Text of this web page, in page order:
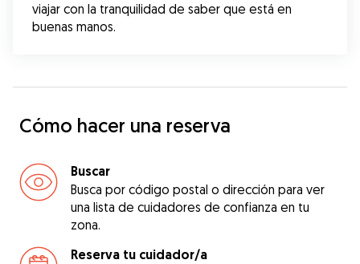
viajar con la tranquilidad de saber que está en
buenas manos.
Cómo hacer una reserva
Buscar
Busca por código postal o dirección para ver
una lista de cuidadores de confianza en tu
zona.
Reserva tu cuidador/a